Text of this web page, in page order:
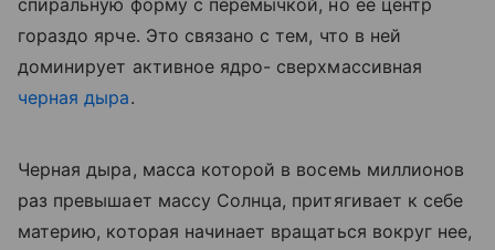
спиральную форму с перемычкой, но ее центр
гораздо ярче. Это связано с тем, что в ней
доминирует активное ядро- сверхмассивная
черная дыра.
Черная дыра, масса которой в восемь миллионов
раз превышает массу Солнца, притягивает к себе
материю, которая начинает вращаться вокруг нее,